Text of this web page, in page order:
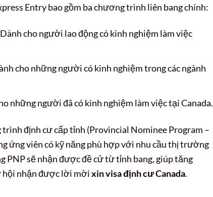
Entry bao gồm ba chương trình liên bang chính:
cho người lao động có kinh nghiệm làm việc
cho những người có kinh nghiệm trong các ngành
những người đã có kinh nghiệm làm việc tại Canada.
trình định cư cấp tỉnh (Provincial Nominee Program –
ứng viên có kỹ năng phù hợp với nhu cầu thị trường
PNP sẽ nhận được đề cử từ tỉnh bang, giúp tăng
hội nhận được lời mờixin visa định cư Canada.